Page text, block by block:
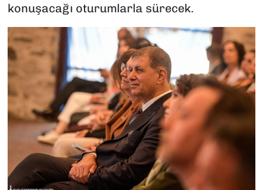
konuşacağı oturumlarla sürecek.